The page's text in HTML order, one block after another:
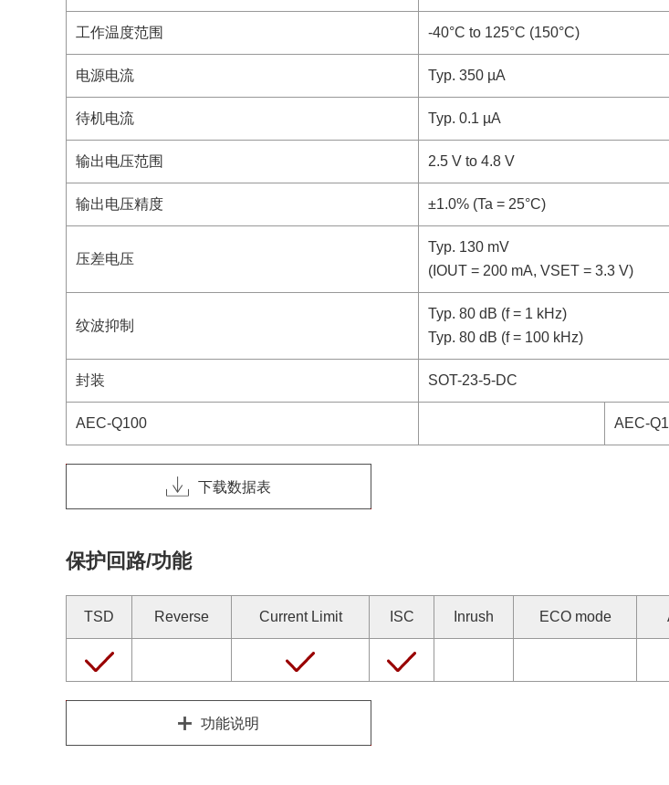
工作温度范围 -40°C to 125°C (150°C)
电源电流 Typ. 350 µA
待机电流 Typ. 0.1 µA
输出电压范围 2.5 V to 4.8 V
输出电压精度 ±1.0% (Ta = 25°C)
压差电压
Typ. 130 mV
(IOUT = 200 mA, VSET = 3.3 V)
纹波抑制
Typ. 80 dB (f = 1 kHz)
Typ. 80 dB (f = 100 kHz)
封装 SOT-23-5-DC
AEC-Q100 AEC-
下载数据表
保护回路/功能
TSD Reverse Current Limit ISC Inrush ECO mode
功能说明